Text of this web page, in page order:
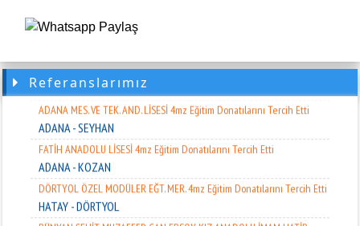
Referanslarımız
ADANA KOLEJİ 4mz Eğitim Donatılarını Tercih Etti
ADANA - CEYHAN
ŞEHİT ZEYNEP SAĞIR ANADOLU LİSESİ
ADANA MES. VE TEK. AND. LİSESİ 4mz Eğitim Donatılarını Tercih Etti
ADANA - SEYHAN
FATİH ANADOLU LİSESİ 4mz Eğitim Donatılarını Tercih Etti
ADANA - KOZAN
DÖRTYOL ÖZEL MODÜLER EĞT. MER. 4mz Eğitim Donatılarını Tercih Etti
HATAY - DÖRTYOL